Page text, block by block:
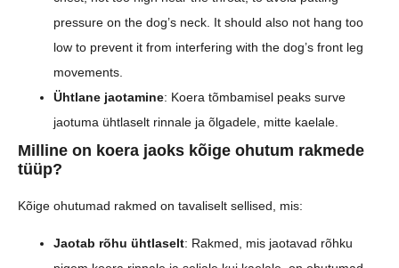
pressure on the dog’s neck. It should also not hang too
low to prevent it from interfering with the dog’s front leg
movements.
Ühtlane jaotamine: Koera tõmbamisel peaks surve
jaotuma ühtlaselt rinnale ja õlgadele, mitte kaelale.
Milline on koera jaoks kõige ohutum rakmede
tüüp?
Kõige ohutumad rakmed on tavaliselt sellised, mis:
Jaotab rõhu ühtlaselt: Rakmed, mis jaotavad rõhku